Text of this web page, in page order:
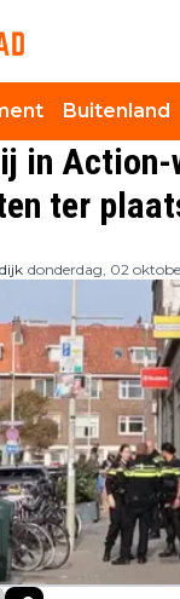
Buitenland
in Action-
ter
donderdag, 02